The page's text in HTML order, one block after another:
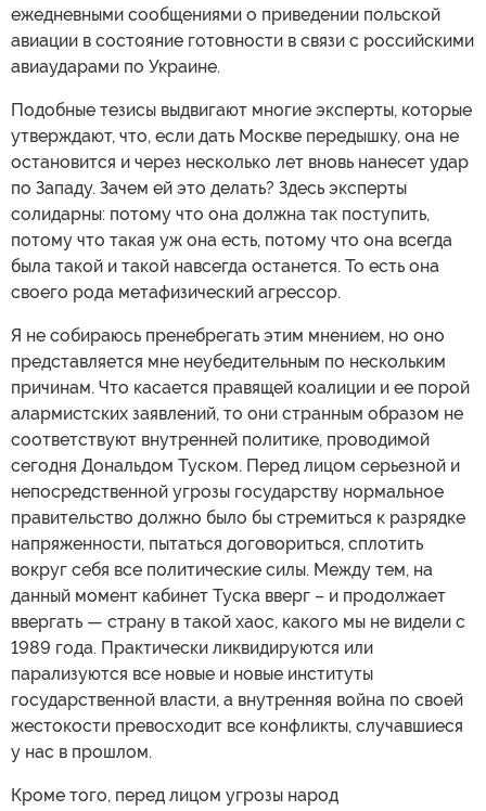
ежедневными сообщениями о приведении польской
авиации в состояние готовности в связи с российскими
авиаударами по Украине.
Подобные тезисы выдвигают многие эксперты, которые
утверждают, что, если дать Москве передышку, она не
остановится и через несколько лет вновь нанесет удар
по Западу. Зачем ей это делать? Здесь эксперты
солидарны: потому что она должна так поступить,
потому что такая уж она есть, потому что она всегда
была такой и такой навсегда останется. То есть она
своего рода метафизический агрессор.
Я не собираюсь пренебрегать этим мнением, но оно
представляется мне неубедительным по нескольким
причинам. Что касается правящей коалиции и ее порой
алармистских заявлений, то они странным образом не
соответствуют внутренней политике, проводимой
сегодня Дональдом Туском. Перед лицом серьезной и
непосредственной угрозы государству нормальное
правительство должно было бы стремиться к разрядке
напряженности, пытаться договориться, сплотить
вокруг себя все политические силы. Между тем, на
данный момент кабинет Туска вверг – и продолжает
ввергать — страну в такой хаос, какого мы не видели с
1989 года. Практически ликвидируются или
парализуются все новые и новые институты
государственной власти, а внутренняя война по своей
жестокости превосходит все конфликты, случавшиеся
у нас в прошлом.
Кроме того, перед лицом угрозы народ